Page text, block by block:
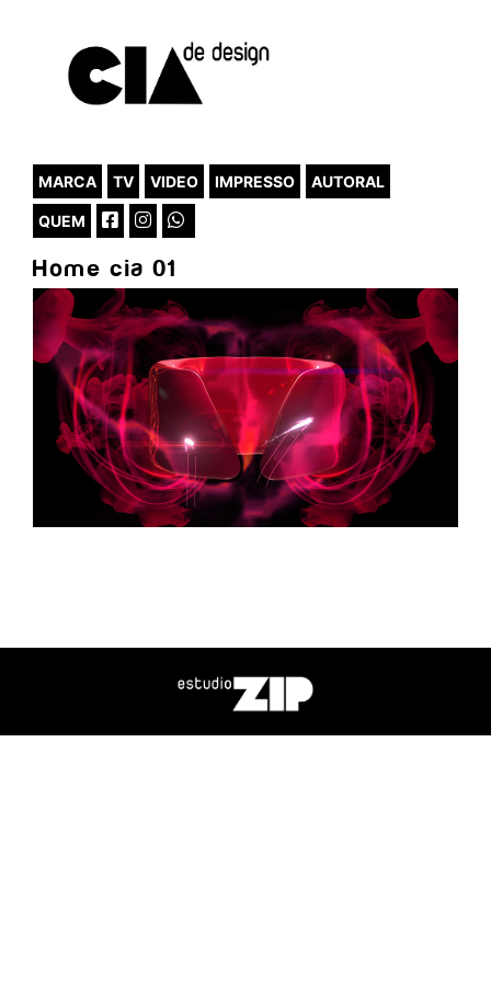
MARCA TV VIDEO IMPRESSO AUTORAL
QUEM
Home cia 01